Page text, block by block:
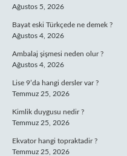
Ağustos 5, 2026
Bayat eski Türkçede ne demek ?
Ağustos 4, 2026
Ambalaj şişmesi neden olur ?
Ağustos 4, 2026
Lise 9’da hangi dersler var ?
Temmuz 25, 2026
Kimlik duygusu nedir ?
Temmuz 25, 2026
Ekvator hangi topraktadir ?
Temmuz 25, 2026